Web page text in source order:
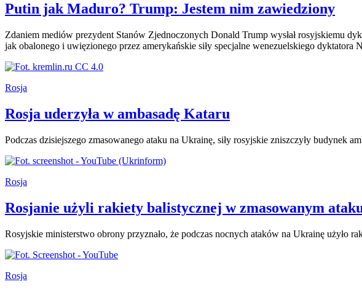
Putin jak Maduro? Trump: Jestem nim zawiedziony
Zdaniem mediów prezydent Stanów Zjednoczonych Donald Trump wysłał rosyjskiemu
jak obalonego i uwięzionego przez amerykańskie siły specjalne wenezuelskiego dyktatora
Rosja
Rosja uderzyła w ambasadę Kataru
Podczas dzisiejszego zmasowanego ataku na Ukrainę, siły rosyjskie zniszczyły budynek
Rosja
Rosjanie użyli rakiety balistycznej w zmasowanym
Rosyjskie ministerstwo obrony przyznało, że podczas nocnych ataków na Ukrainę użyło
Rosja